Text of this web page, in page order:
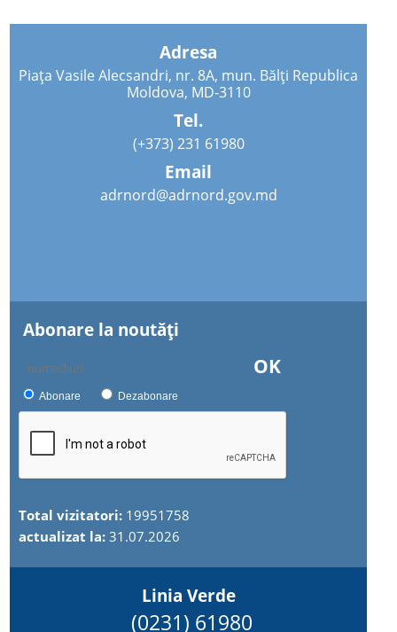
Adresa
Piața Vasile Alecsandri, nr. 8A, mun. Bălți Republica
Moldova, MD-3110
Tel.
(+373) 231 61980
Email
adrnord@adrnord.gov.md
Abonare la noutăţi
OK
Abonare Dezabonare
Total vizitatori: 19951758
actualizat la:31.07.2026
Linia Verde
(0231) 61980